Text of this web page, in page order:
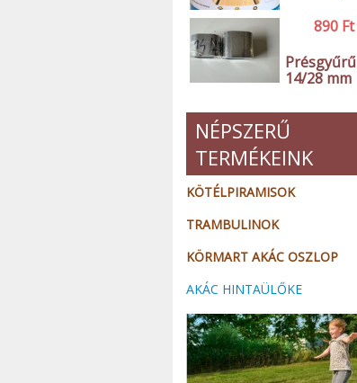
Présgyűrű
14/28 mm
890 Ft
NÉPSZERŰ
TERMÉKEINK
KÖTÉLPIRAMISOK
TRAMBULINOK
KÖRMART AKÁC OSZLOP
AKÁC HINTAÜLŐKE